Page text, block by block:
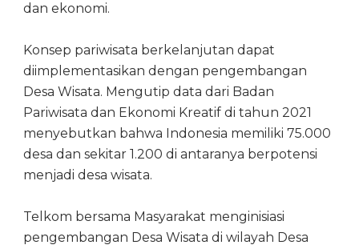
dan ekonomi.
Konsep pariwisata berkelanjutan dapat
diimplementasikan dengan pengembangan
Desa Wisata. Mengutip data dari Badan
Pariwisata dan Ekonomi Kreatif di tahun 2021
menyebutkan bahwa Indonesia memiliki 75.000
desa dan sekitar 1.200 di antaranya berpotensi
menjadi desa wisata.
Telkom bersama Masyarakat menginisiasi
pengembangan Desa Wisata di wilayah Desa